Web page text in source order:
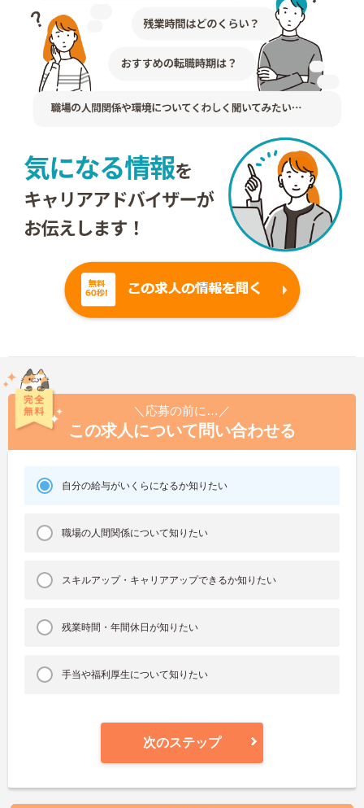
＼応募の前に…／
この求人について問い合わせる
自分の給与がいくらになるか知りたい
職場の人間関係について知りたい
スキルアップ・キャリアアップできるか知りたい
残業時間・年間休日が知りたい
手当や福利厚生について知りたい
次のステップ